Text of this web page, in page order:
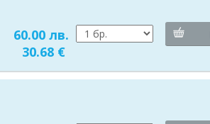
60.00 лв.
30.68 €